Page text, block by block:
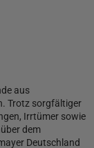
aus
Trotz sorgfältiger
Irrtümer sowie
dem
Deutschland